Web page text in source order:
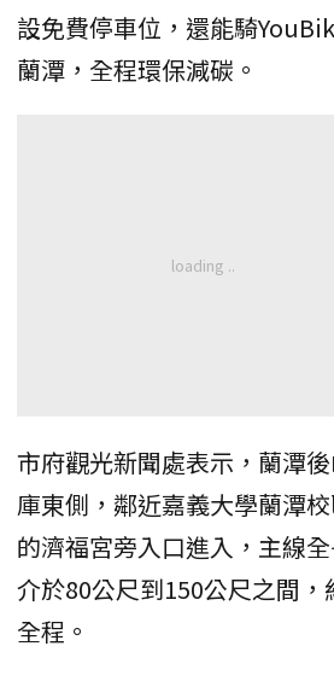
設免費停車位，還能騎
蘭潭，全程環保減碳。
市府觀光新聞處表示，蘭潭
庫東側，鄰近嘉義大學蘭潭
的濟福宮旁入口進入，主線
介於80公尺到150公尺之間
全程。